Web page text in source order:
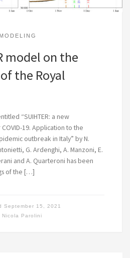
model on the
the Royal
“SUIHTER: a new
19. Application to the
outbreak in Italy” by N.
G. Ardenghi, A. Manzoni, E.
and A. Quarteroni has been
of the […]
Nicola Parolini
September 15, 2021